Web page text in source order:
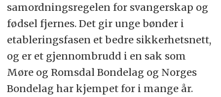
samordningsregelen for svangerskap og
fødsel fjernes. Det gir unge bønder i
etableringsfasen et bedre sikkerhetsnett,
og er et gjennombrudd i en sak som
Møre og Romsdal Bondelag og Norges
Bondelag har kjempet for i mange år.